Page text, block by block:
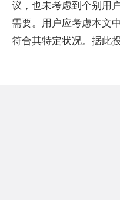
议，也未考虑到个别用
需要。用户应考虑本文
符合其特定状况。据此